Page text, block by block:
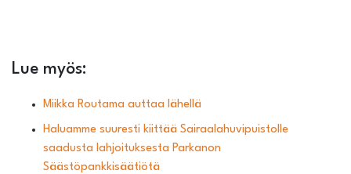
Lue myös:
Miikka Routama auttaa lähellä
Haluamme suuresti kiittää Sairaalahuvipuistolle
saadusta lahjoituksesta Parkanon
Säästöpankkisäätiötä